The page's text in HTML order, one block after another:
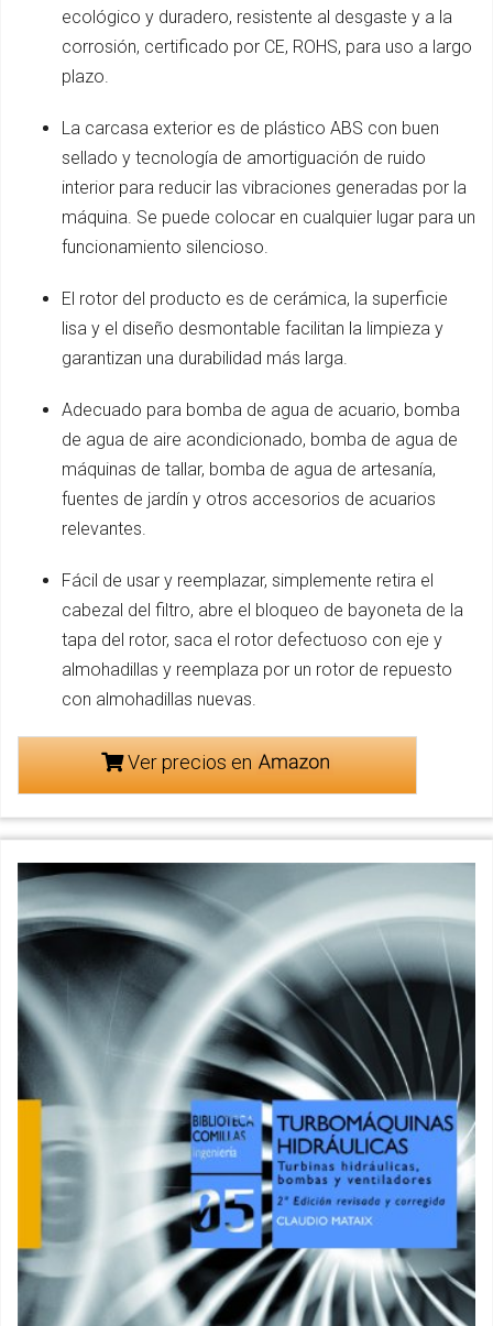
ecológico y duradero, resistente al desgaste y a la
corrosión, certificado por CE, ROHS, para uso a largo
plazo.
La carcasa exterior es de plástico ABS con buen
sellado y tecnología de amortiguación de ruido
interior para reducir las vibraciones generadas por la
máquina. Se puede colocar en cualquier lugar para un
funcionamiento silencioso.
El rotor del producto es de cerámica, la superficie
lisa y el diseño desmontable facilitan la limpieza y
garantizan una durabilidad más larga.
Adecuado para bomba de agua de acuario, bomba
de agua de aire acondicionado, bomba de agua de
máquinas de tallar, bomba de agua de artesanía,
fuentes de jardín y otros accesorios de acuarios
relevantes.
Fácil de usar y reemplazar, simplemente retira el
cabezal del filtro, abre el bloqueo de bayoneta de la
tapa del rotor, saca el rotor defectuoso con eje y
almohadillas y reemplaza por un rotor de repuesto
con almohadillas nuevas.
Ver precios en